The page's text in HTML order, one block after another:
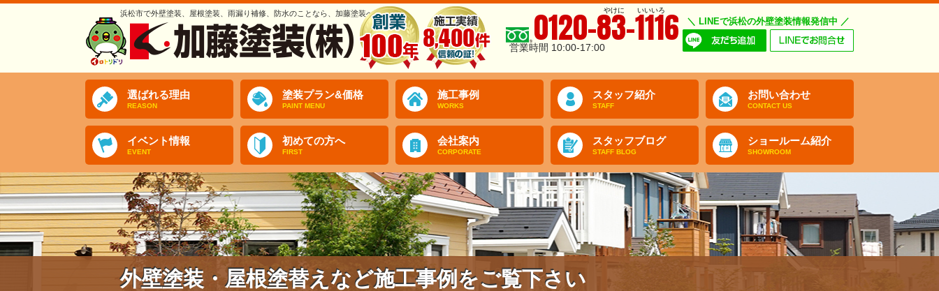
浜松市で外壁塗装、屋根塗装、雨漏り補修、防水のことなら、加藤塗装へ やけに いいいろ
0120-83-1116
営業時間 10:00-17:00
＼ LINEで浜松の外壁塗装情報発信中 ／
選ばれる理由
REASON
塗装プラン&価格
PAINT MENU
施工事例
WORKS
スタッフ紹介
STAFF
お問い合わせ
CONTACT US
イベント情報
EVENT
初めての方へ
FIRST
会社案内
CORPORATE
スタッフブログ
STAFF BLOG
ショールーム紹介
SHOWROOM
外壁塗装・屋根塗替えなど施工事例をご覧下さい